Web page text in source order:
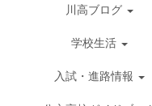
川高ブログ
学校生活
入試・進路情報